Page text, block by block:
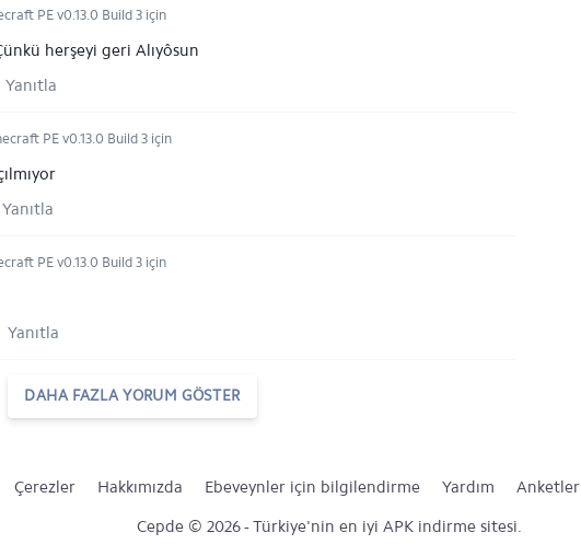
PE v0.13.0 Build 3 için
herşeyi geri Alıyôsun
Yanıtla
PE v0.13.0 Build 3 için
Yanıtla
PE v0.13.0 Build 3 için
Yanıtla
DAHA FAZLA YORUM GÖSTER
Çerezler Hakkımızda Ebeveynler için bilgilendirme Yardım Anketler
Cepde © 2026 - Türkiye'nin en iyi APK indirme sitesi.